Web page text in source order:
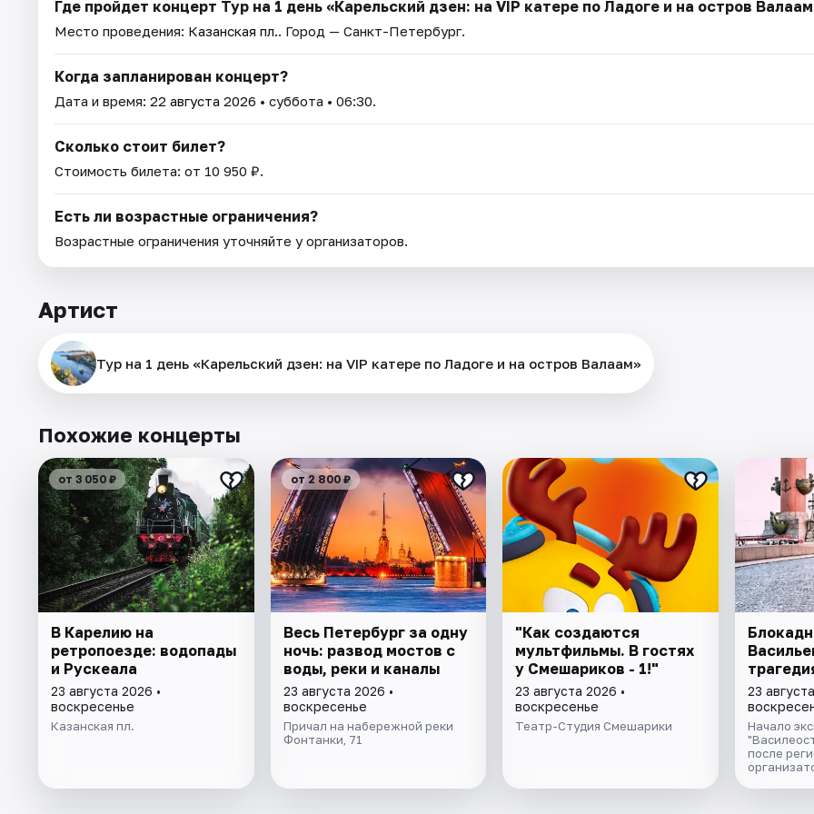
Где пройдет концерт Тур на 1 день «Карельский дзен: на VIP катере по Ладоге и на остров
Место проведения: Казанская пл.. Город — Санкт-Петербург.
Когда запланирован концерт?
Дата и время: 22 августа 2026 • суббота • 06:30.
Сколько стоит билет?
Стоимость билета: от 10 950 ₽.
Есть ли возрастные ограничения?
Возрастные ограничения уточняйте у организаторов.
Артист
Тур на 1 день «Карельский дзен: на VIP катере по Ладоге и на остров Валаам»
Похожие концерты
от 3 050 ₽
В Карелию на
ретропоезде: водопады
и Рускеала
23 августа 2026 •
воскресенье
Казанская пл.
от 2 800 ₽
Весь Петербург за одну
ночь: развод мостов с
воды, реки и каналы
23 августа 2026 •
воскресенье
Причал на набережной реки
Фонтанки, 71
"Как создаются
мультфильмы. В гостях
у Смешариков - 1!"
23 августа 2026 •
воскресенье
Театр-Студия Смешарики
23
Начало
после